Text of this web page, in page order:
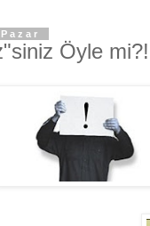
Öyle mi?!